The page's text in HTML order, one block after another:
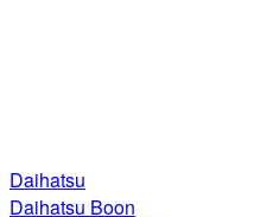
Daihatsu
Daihatsu Boon